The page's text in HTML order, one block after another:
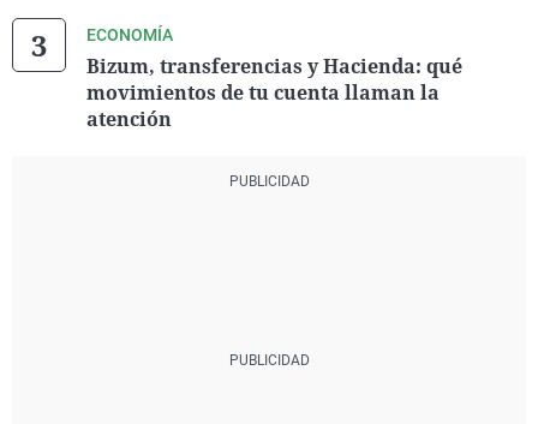
ECONOMÍA
Bizum, transferencias y Hacienda: qué
movimientos de tu cuenta llaman la
atención